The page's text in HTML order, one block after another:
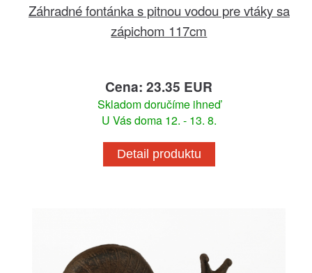
Záhradné fontánka s pitnou vodou pre vtáky sa
zápichom 117cm
Cena: 23.35 EUR
Skladom doručíme ihneď
U Vás doma 12. - 13. 8.
Detail produktu